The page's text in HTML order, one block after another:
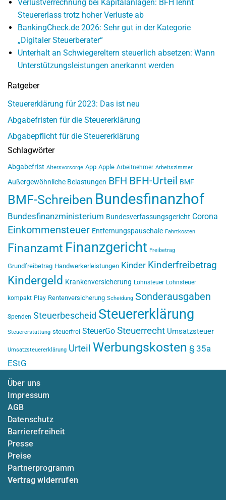
Verlustverrechnung bei Kapitalanlagen: BFH lehnt
Steuererlass trotz hoher Verluste ab
BankingCheck.de 2026: Sehr gut in der Kategorie
„Digitaler Steuerberater“
Unterhalt an Schwiegereltern steuerlich absetzen: Wann
Unterstützungsleistungen anerkannt werden
Ratgeber
Steuererklärung für 2023: Das ist neu
Abgabefristen für die Steuererklärung
Abgabepflicht für die Steuererklärung
Schlagwörter
Abgabefrist Altersvorsorge App Apple Arbeitnehmer Arbeitszimmer
Außergewöhnliche Belastungen BFH BFH-Urteil BMF
BMF-Schreiben Bundesfinanzhof
Bundesfinanzministerium Bundesverfassungsgericht Corona
Einkommensteuer Entfernungspauschale Fahrtkosten
Finanzamt Finanzgericht Freibetrag
Grundfreibetrag Handwerkerleistungen Kinder Kinderfreibetrag
Kindergeld Krankenversicherung Lohnsteuer Lohnsteuer
kompakt Play Rentenversicherung Scheidung Sonderausgaben
Spenden Steuerbescheid Steuererklärung
Steuererstattung steuerfrei SteuerGo Steuerrecht Umsatzsteuer
Umsatzsteuererklärung Urteil Werbungskosten § 35a
EStG
Über uns
Impressum
AGB
Datenschutz
Barrierefreiheit
Presse
Preise
Partnerprogramm
Vertrag widerrufen